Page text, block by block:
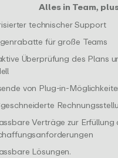
Alles in Team,
technischer Support
für große Teams
Überprüfung des Plans
von Plug-in-
Verträge zur Erfüllung
Wir
Lösungen.